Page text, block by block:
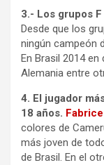
3.- Los grupos
Desde que los
ningún campeón
En Brasil 2014
Alemania entre
4. El jugador
18 años.
colores de
más joven de
de Brasil. En el